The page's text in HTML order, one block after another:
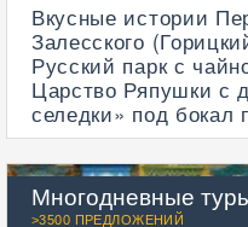
Вкусные истории
Залесского
Русский парк с
Царство Ряпушки с
селедки» под бокал
Многодневные
>3500 ПРЕДЛОЖЕНИЙ